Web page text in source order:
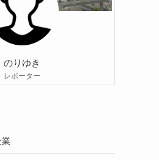
のりゆき
レポーター
業